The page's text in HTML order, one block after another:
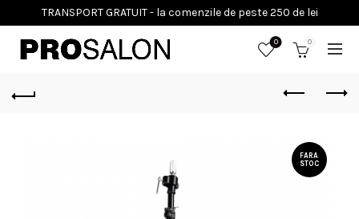
0 0
FARA
STOC